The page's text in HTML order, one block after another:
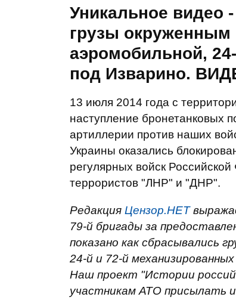
Уникальное видео
грузы окруженным
аэромобильной,
под Изварино.
13 июля 2014 года с
наступление бронетанковых
артиллерии против наших
Украины оказались
регулярных войск
террористов "ЛНР" и "ДНР".
Редакция Цензор.НЕТ
79-й бригады за
показано как сбрасывались
24-й и 72-й
Наш проект "Истории
участникам АТО присылать